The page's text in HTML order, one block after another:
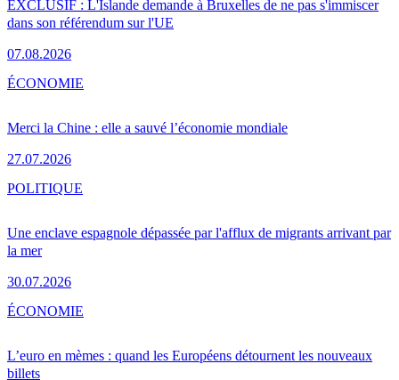
EXCLUSIF : L'Islande demande à Bruxelles de ne pas s'immiscer
dans son référendum sur l'UE
07.08.2026
Merci la Chine : elle a sauvé l’économie mondiale
27.07.2026
ÉCONOMIE
Une enclave espagnole dépassée par l'afflux de migrants arrivant par
la mer
30.07.2026
POLITIQUE
L’euro en mèmes : quand les Européens détournent les nouveaux
billets
ÉCONOMIE